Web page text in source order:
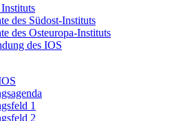
des Südost-Instituts
des Osteuropa-Instituts
des IOS
1
2